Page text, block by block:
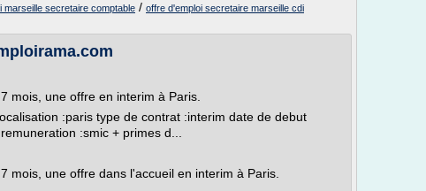
marseille secretaire comptable / offre d'emploi secretaire marseille cdi
mois, une offre en interim à Paris.
:paris type de contrat :interim date de debut
:smic + primes d...
mois, une offre dans l'accueil en interim à Paris.